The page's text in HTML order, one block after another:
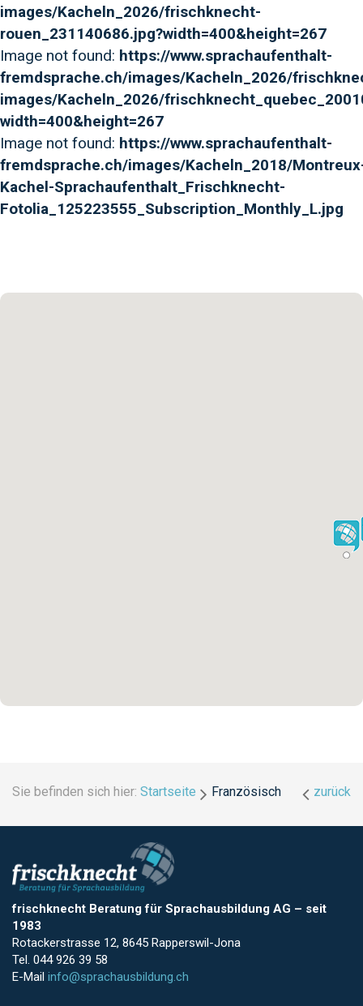
images/Kacheln_2026/frischknecht-
rouen_231140686.jpg?width=400&height=267
Image not found: https://www.sprachaufenthalt-
fremdsprache.ch/images/Kacheln_2026/
images/Kacheln_2026/
width=400&height=267
Image not found: https://www.sprachaufenthalt-
fremdsprache.ch/images/Kacheln_2018/
Kachel-Sprachaufenthalt_Frischknecht-
Fotolia_125223555_Subscription_Monthly_L.jpg
Sie befinden sich hier: Startseite Französisch zurück
frischknecht Beratung für Sprachausbildung AG – seit
1983
Rotackerstrasse 12, 8645 Rapperswil-Jona
Tel. 044 926 39 58
E-Mail info@sprachausbildung.ch